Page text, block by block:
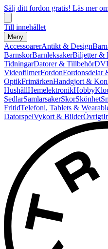
Sälj ditt fordon gratis! Läs mer
Till innehållet
Meny
AccessoarerAntikt & Design
BarnskorBarnleksakerBiljetter &
TidningarDatorer & Tillbehör
VideofilmerFordonFordonsdelar
OptikFrimärkenHandgjort &
HushållHemelektronikHobby
SedlarSamlarsakerSkorSkönhet
FritidTelefoni, Tablets &
DatorspelVykort & BilderÖvrigt